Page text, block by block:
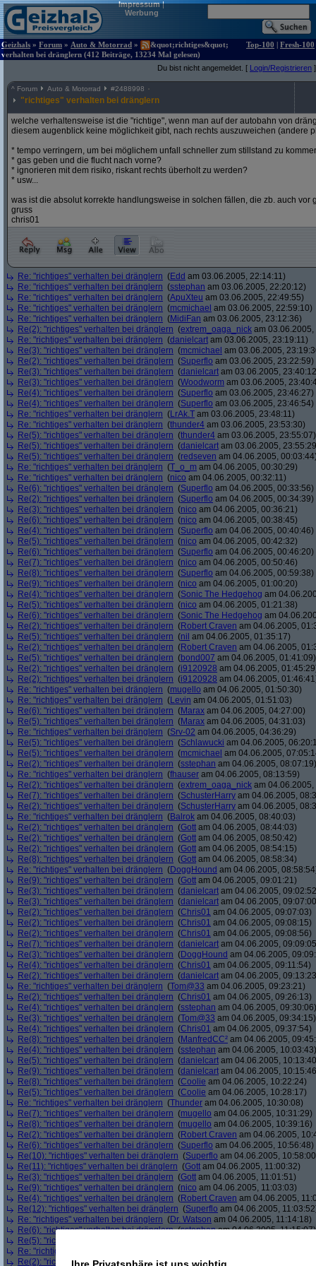
Impressum|
Werbung
Geizhals » Forum » Auto & Motorrad »
&quot;richtiges&quot;
verhalten bei dränglern (412 Beiträge, 13234 Mal gelesen)
Top-100 | Fresh-100
Du bist nicht angemeldet. [ Login/Registrieren ]
^ Forum Auto & Motorrad #2488998
"richtiges" verhalten bei dränglern
welche verhaltensweise ist die "richtige", wenn man auf der autobahn von
diesem augenblick keine möglichkeit gibt, nach rechts auszuweichen (andere
* tempo verringern, um bei möglichem unfall schneller zum stillstand zu
* gas geben und die flucht nach vorne?
* ignorieren mit dem risiko, riskant rechts überholt zu werden?
* usw...
was ist die absolut korrekte handlungsweise in solchen fällen, die zb. auch vor
gruss
chris01
Re: "richtiges" verhalten bei dränglern (Edd am 03.06.2005, 22:14:11)
Re: "richtiges" verhalten bei dränglern (sstephan am 03.06.2005, 22:20:12)
Re: "richtiges" verhalten bei dränglern (ApuXteu am 03.06.2005, 22:49:55)
Re: "richtiges" verhalten bei dränglern (mcmichael am 03.06.2005, 22:59:10)
Re: "richtiges" verhalten bei dränglern (MidiFan am 03.06.2005, 23:12:36)
Re(2): "richtiges" verhalten bei dränglern (extrem_oaga_nick am
Re: "richtiges" verhalten bei dränglern (danielcart am 03.06.2005, 23:19:11)
Re(3): "richtiges" verhalten bei dränglern (mcmichael am 03.06.2005,
Re(2): "richtiges" verhalten bei dränglern (Superflo am 03.06.2005, 23:22:59)
Re(3): "richtiges" verhalten bei dränglern (danielcart am 03.06.2005,
Re(3): "richtiges" verhalten bei dränglern (Woodworm am 03.06.2005,
Re(4): "richtiges" verhalten bei dränglern (Superflo am 03.06.2005, 23:46:27)
Re(4): "richtiges" verhalten bei dränglern (Superflo am 03.06.2005, 23:46:54)
Re: "richtiges" verhalten bei dränglern (LrAk.T am 03.06.2005, 23:48:11)
Re: "richtiges" verhalten bei dränglern (thunder4 am 03.06.2005, 23:53:30)
Re(5): "richtiges" verhalten bei dränglern (thunder4 am 03.06.2005, 23:55:07)
Re(5): "richtiges" verhalten bei dränglern (danielcart am 03.06.2005,
Re(5): "richtiges" verhalten bei dränglern (redseven am 04.06.2005,
Re: "richtiges" verhalten bei dränglern (T_o_m am 04.06.2005, 00:30:29)
Re: "richtiges" verhalten bei dränglern (nico am 04.06.2005, 00:32:11)
Re(6): "richtiges" verhalten bei dränglern (Superflo am 04.06.2005, 00:33:56)
Re(2): "richtiges" verhalten bei dränglern (Superflo am 04.06.2005, 00:34:39)
Re(3): "richtiges" verhalten bei dränglern (nico am 04.06.2005, 00:36:21)
Re(6): "richtiges" verhalten bei dränglern (nico am 04.06.2005, 00:38:45)
Re(4): "richtiges" verhalten bei dränglern (Superflo am 04.06.2005, 00:40:46)
Re(5): "richtiges" verhalten bei dränglern (nico am 04.06.2005, 00:42:32)
Re(6): "richtiges" verhalten bei dränglern (Superflo am 04.06.2005, 00:46:20)
Re(7): "richtiges" verhalten bei dränglern (nico am 04.06.2005, 00:50:46)
Re(8): "richtiges" verhalten bei dränglern (Superflo am 04.06.2005, 00:59:38)
Re(9): "richtiges" verhalten bei dränglern (nico am 04.06.2005, 01:00:20)
Re(4): "richtiges" verhalten bei dränglern (Sonic The Hedgehog am
Re(5): "richtiges" verhalten bei dränglern (nico am 04.06.2005, 01:21:38)
Re(6): "richtiges" verhalten bei dränglern (Sonic The Hedgehog am
Re(2): "richtiges" verhalten bei dränglern (Robert Craven am 04.06.2005,
Re(5): "richtiges" verhalten bei dränglern (nil am 04.06.2005, 01:35:17)
Re(2): "richtiges" verhalten bei dränglern (Robert Craven am 04.06.2005,
Re(5): "richtiges" verhalten bei dränglern (bond007 am 04.06.2005, 01:41:09)
Re(2): "richtiges" verhalten bei dränglern (i9120928 am 04.06.2005,
Re(2): "richtiges" verhalten bei dränglern (i9120928 am 04.06.2005,
Re: "richtiges" verhalten bei dränglern (mugello am 04.06.2005, 01:50:30)
Re: "richtiges" verhalten bei dränglern (Levin am 04.06.2005, 01:51:03)
Re(6): "richtiges" verhalten bei dränglern (Marax am 04.06.2005, 04:27:00)
Re(5): "richtiges" verhalten bei dränglern (Marax am 04.06.2005, 04:31:03)
Re: "richtiges" verhalten bei dränglern (Srv-02 am 04.06.2005, 04:36:29)
Re(5): "richtiges" verhalten bei dränglern (Schlawucki am 04.06.2005,
Re(5): "richtiges" verhalten bei dränglern (mcmichael am 04.06.2005,
Re(2): "richtiges" verhalten bei dränglern (sstephan am 04.06.2005, 08:07:19)
Re: "richtiges" verhalten bei dränglern (fhauser am 04.06.2005, 08:13:59)
Re(2): "richtiges" verhalten bei dränglern (extrem_oaga_nick am
Re(7): "richtiges" verhalten bei dränglern (SchusterHarry am 04.06.2005,
Re(2): "richtiges" verhalten bei dränglern (SchusterHarry am 04.06.2005,
Re: "richtiges" verhalten bei dränglern (Balrok am 04.06.2005, 08:40:03)
Re(2): "richtiges" verhalten bei dränglern (Gott am 04.06.2005, 08:44:03)
Re(2): "richtiges" verhalten bei dränglern (Gott am 04.06.2005, 08:50:42)
Re(2): "richtiges" verhalten bei dränglern (Gott am 04.06.2005, 08:54:15)
Re(8): "richtiges" verhalten bei dränglern (Gott am 04.06.2005, 08:58:34)
Re: "richtiges" verhalten bei dränglern (DoggHound am 04.06.2005,
Re(9): "richtiges" verhalten bei dränglern (Gott am 04.06.2005, 09:01:21)
Re(3): "richtiges" verhalten bei dränglern (danielcart am 04.06.2005,
Re(3): "richtiges" verhalten bei dränglern (danielcart am 04.06.2005,
Re(2): "richtiges" verhalten bei dränglern (Chris01 am 04.06.2005, 09:07:03)
Re(2): "richtiges" verhalten bei dränglern (Chris01 am 04.06.2005, 09:08:15)
Re(2): "richtiges" verhalten bei dränglern (Chris01 am 04.06.2005, 09:08:56)
Re(7): "richtiges" verhalten bei dränglern (danielcart am 04.06.2005,
Re(3): "richtiges" verhalten bei dränglern (DoggHound am 04.06.2005,
Re(4): "richtiges" verhalten bei dränglern (Chris01 am 04.06.2005, 09:11:54)
Re(2): "richtiges" verhalten bei dränglern (danielcart am 04.06.2005,
Re: "richtiges" verhalten bei dränglern (Tom@33 am 04.06.2005, 09:23:21)
Re(2): "richtiges" verhalten bei dränglern (Chris01 am 04.06.2005, 09:26:13)
Re(4): "richtiges" verhalten bei dränglern (sstephan am 04.06.2005, 09:30:06)
Re(3): "richtiges" verhalten bei dränglern (Tom@33 am 04.06.2005, 09:34:15)
Re(4): "richtiges" verhalten bei dränglern (Chris01 am 04.06.2005, 09:37:54)
Re(8): "richtiges" verhalten bei dränglern (ManfredCC² am 04.06.2005,
Re(4): "richtiges" verhalten bei dränglern (sstephan am 04.06.2005, 10:03:43)
Re(5): "richtiges" verhalten bei dränglern (danielcart am 04.06.2005,
Re(9): "richtiges" verhalten bei dränglern (danielcart am 04.06.2005,
Re(8): "richtiges" verhalten bei dränglern (Coolie am 04.06.2005, 10:22:24)
Re(5): "richtiges" verhalten bei dränglern (Coolie am 04.06.2005, 10:28:17)
Re: "richtiges" verhalten bei dränglern (Thunder am 04.06.2005, 10:30:08)
Re(7): "richtiges" verhalten bei dränglern (mugello am 04.06.2005, 10:31:29)
Re(8): "richtiges" verhalten bei dränglern (mugello am 04.06.2005, 10:39:16)
Re(2): "richtiges" verhalten bei dränglern (Robert Craven am 04.06.2005,
Re(6): "richtiges" verhalten bei dränglern (Superflo am 04.06.2005, 10:56:48)
Re(10): "richtiges" verhalten bei dränglern (Superflo am 04.06.2005,
Re(11): "richtiges" verhalten bei dränglern (Gott am 04.06.2005, 11:00:32)
Re(3): "richtiges" verhalten bei dränglern (Gott am 04.06.2005, 11:01:51)
Re(9): "richtiges" verhalten bei dränglern (nico am 04.06.2005, 11:03:03)
Re(4): "richtiges" verhalten bei dränglern (Robert Craven am 04.06.2005,
Re(12): "richtiges" verhalten bei dränglern (Superflo am 04.06.2005,
Re: "richtiges" verhalten bei dränglern (Dr. Watson am 04.06.2005, 11:14:18)
Re(6): "richtiges" verhalten bei dränglern(sstephanam 04.06.2005, 11:15:07)
Re(5): "richtiges" verhalten bei dränglern
Re: "richtiges" verhalten bei dränglern
Re(2): "richtiges" verhalten bei dränglern(TheTrumpeter